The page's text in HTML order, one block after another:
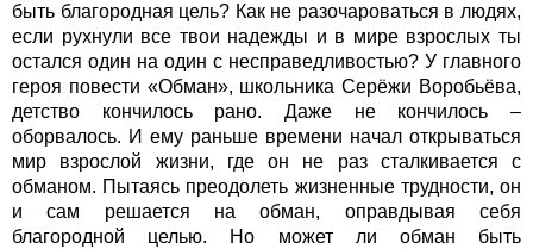
быть благородная цель? Как не разочароваться в людях,
если рухнули все твои надежды и в мире взрослых ты
остался один на один с несправедливостью? У главного
героя повести «Обман», школьника Серёжи Воробьёва,
детство кончилось рано. Даже не кончилось –
оборвалось. И ему раньше времени начал открываться
мир взрослой жизни, где он не раз сталкивается с
обманом. Пытаясь преодолеть жизненные трудности, он
и сам решается на обман, оправдывая себя
благородной целью. Но может ли обман быть